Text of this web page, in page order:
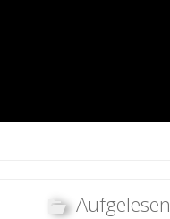
Aufgelesen